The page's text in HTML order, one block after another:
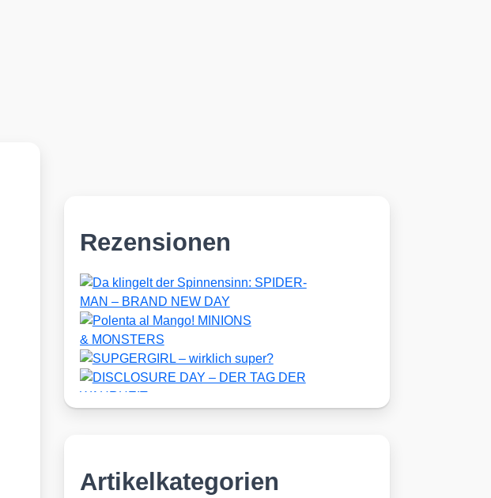
Rezensionen
Artikelkategorien